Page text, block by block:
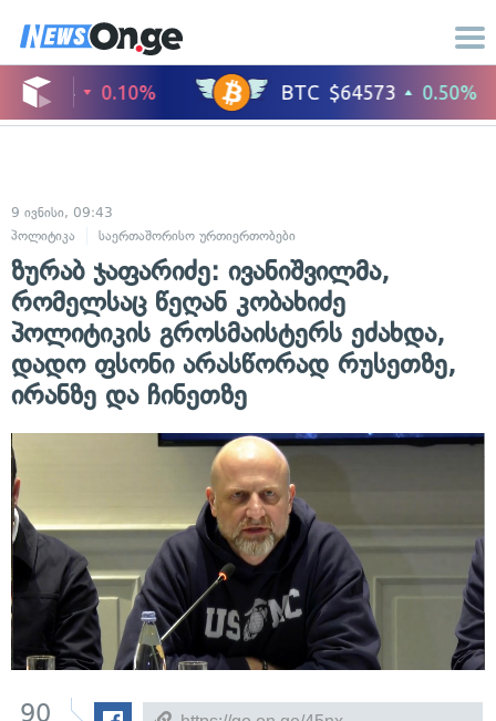
9 ივნისი, 09:43
პოლიტიკა
საერთაშორისო ურთიერთობები
ზურაბ ჯაფარიძე: ივანიშვილმა,
რომელსაც წეღან კობახიძე
პოლიტიკის გროსმაისტერს ეძახდა,
დადო ფსონი არასწორად რუსეთზე,
ირანზე და ჩინეთზე
90